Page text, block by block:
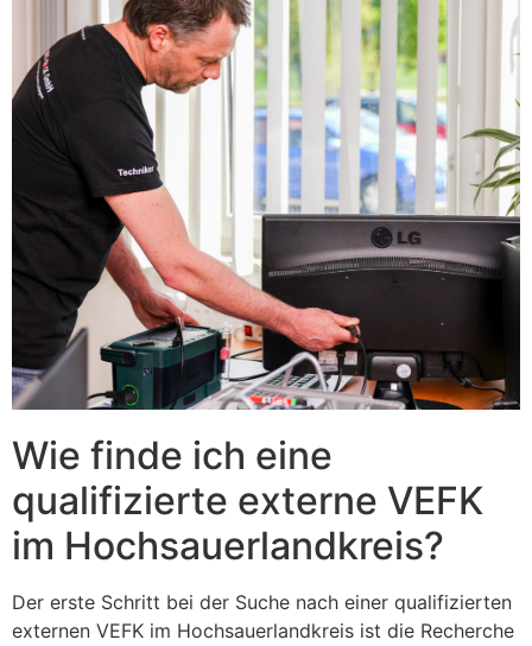
Wie finde ich eine
qualifizierte externe VEFK
im Hochsauerlandkreis?
Der erste Schritt bei der Suche nach einer qualifizierten
externen VEFK im Hochsauerlandkreis ist die Recherche